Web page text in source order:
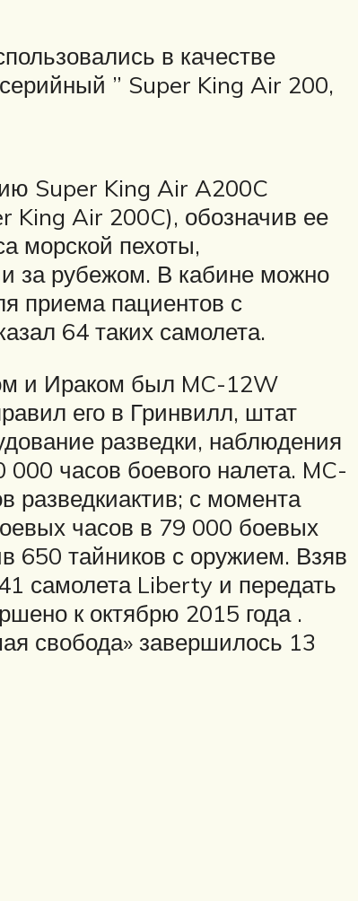
в качестве
” Super King Air 200,
Super King Air A200C
King Air 200C), обозначив ее
морской пехоты,
за рубежом. В кабине можно
приема пациентов с
64 таких самолета.
и Ираком был MC-12W
его в Гринвилл, штат
разведки, наблюдения
часов боевого налета. MC-
разведкиактив; с момента
часов в 79 000 боевых
650 тайников с оружием. Взяв
самолета Liberty и передать
к октябрю 2015 года .
свобода» завершилось 13